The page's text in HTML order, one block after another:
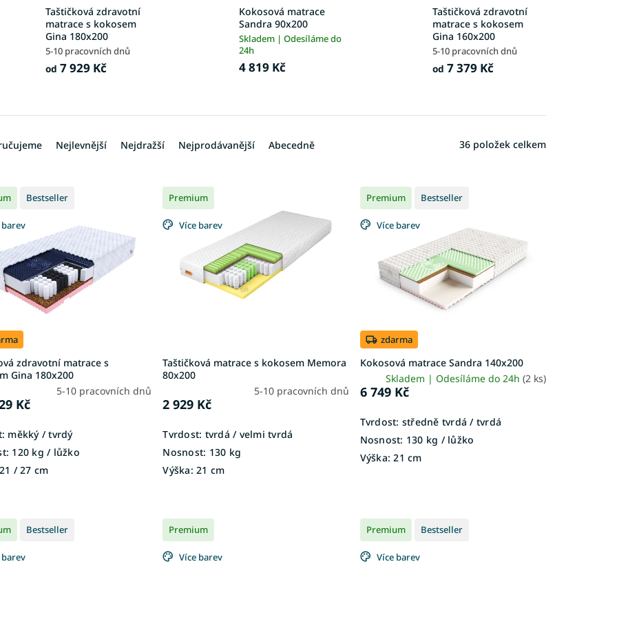
Taštičková zdravotní
matrace s kokosem
Gina 180x200
5-10 pracovních dnů
od 7 929 Kč
Kokosová matrace
Sandra 90x200
Skladem | Odesíláme do
24h
4 819 Kč
Taštičková zdravotní
matrace s kokosem
Gina 160x200
5-10 pracovních dnů
od 7 379 Kč
Nejlevnější Nejdražší Nejprodávanější Abecedně 36 položek celkem
Bestseller
barev
zdravotní matrace s
Gina 180x200
5-10 pracovních dnů
Kč
měkký / tvrdý
120 kg ​​​​​/ lůžko
21 / 27 cm
Premium
Více barev
Taštičková matrace s kokosem Memora
80x200
5-10 pracovních dnů
2 929 Kč
Tvrdost: tvrdá / velmi tvrdá
Nosnost: 130 kg
Výška: 21 cm
Premium Bestseller
Více barev
zdarma
Kokosová matrace Sandra 140x200
Skladem | Odesíláme do 24h (2 ks)
6 749 Kč
Tvrdost: středně tvrdá / tvrdá
Nosnost: 130 kg / lůžko
Výška: 21 cm
Bestseller
barev
Premium
Více barev
Premium Bestseller
Více barev